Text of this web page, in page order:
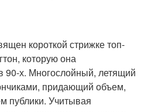
короткой стрижке топ-
которую она
90-х. Многослойный, летящий
придающий объем,
публики. Учитывая